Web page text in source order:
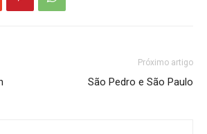
Próximo artigo
São Pedro e São Paulo